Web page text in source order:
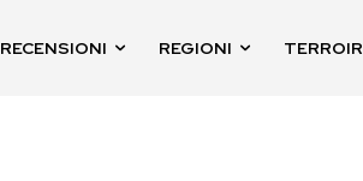
RECENSIONI REGIONI TERROIR